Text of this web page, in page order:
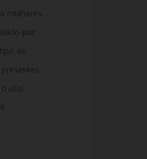
mulheres,
por
de
uso